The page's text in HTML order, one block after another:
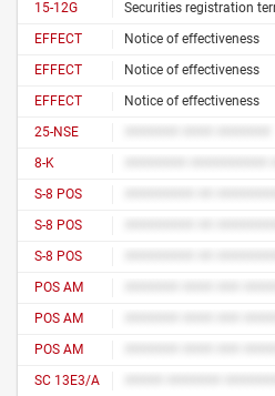
15-12G
Securities registration
EFFECT
Notice of effectiveness
EFFECT
Notice of effectiveness
EFFECT
Notice of effectiveness
25-NSE
8-K
S-8 POS
S-8 POS
S-8 POS
POS AM
POS AM
POS AM
SC 13E3/A